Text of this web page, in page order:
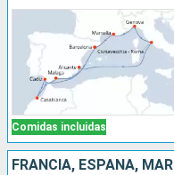
Comidas incluidas
FRANCIA, ESPAÑA,